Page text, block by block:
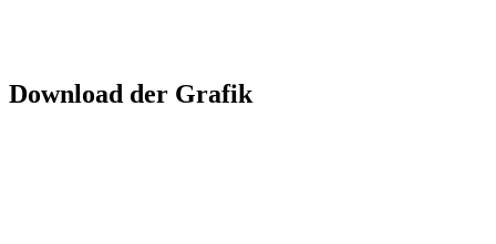
Download der Grafik